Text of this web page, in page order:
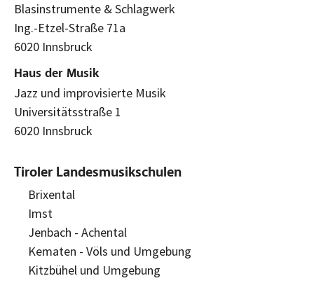
Blasinstrumente & Schlagwerk
Ing.-Etzel-Straße 71a
6020 Innsbruck
Haus der Musik
Jazz und improvisierte Musik
Universitätsstraße 1
6020 Innsbruck
Tiroler Landesmusikschulen
Brixental
Imst
Jenbach - Achental
Kematen - Völs und Umgebung
Kitzbühel und Umgebung